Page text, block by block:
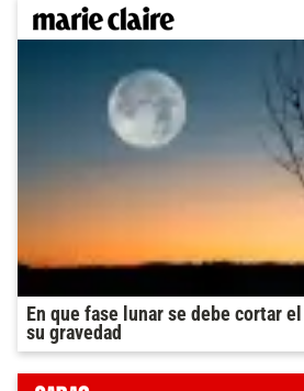
En que fase lunar se debe cortar
su gravedad